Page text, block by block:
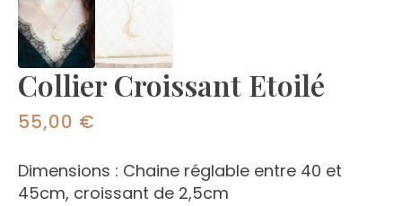
Collier Croissant Etoilé
55,00 €
Dimensions : Chaine réglable entre 40 et
45cm, croissant de 2,5cm